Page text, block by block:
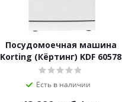
Посудомоечная машина
Korting (Кёртинг) KDF 60578
Есть в наличии